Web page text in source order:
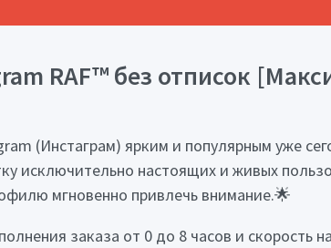
RAF™ без отписок
(Инстаграм) ярким и популярным уже
исключительно настоящих и живых
мгновенно привлечь внимание.🌟
заказа от 0 до 8 часов и